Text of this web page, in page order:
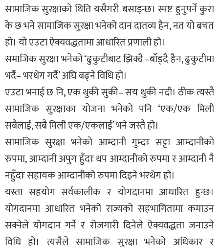
सामाजिक सुरक्षाको थिति यसैगरी बसाइन्छ। स्पष्ट हुनुपर्ने कुरा
के छ भने सामाजिक सुरक्षा भनेको दान दातव्य हैन, नत यो बचत
हो। यो एउटा ऐक्यवद्धतामा आधारित प्रणाली हो।
समाजिक सुरक्षा भनेको ‘ढुकुटीबाट झिक्दै –बाँड्दै हैन, ढुकुटीमा
भर्दै– भरथेग गर्दै’ अघि बढ्ने विधि हो।
एउटा भनाई छ नि, एक थुकी सुकी– सय थुकी नदी। ठीक त्यस्तै
सामाजिक सुरक्षाका योजना भनेको पनि ‘एक/एक मिली
सबैलाई, सबै मिली एक/एकलाई’ भने जस्तै हो।
सामाजिक सुरक्षा भनेको आम्दानी गुम्दाः सट्टा आम्दानीको
रुपमा, आम्दानी अपुग हुँदाः थप आम्दानीको रुपमा र आम्दानी नै
नहुँदाः सहायक आम्दानीको रुपमा दिइने भरथेग हो।
यस्ता सहयोग सर्वकालीक र योगदानमा आधारित हुन्छ।
योगदानमा आधारित भनेको राज्यको सहभागितामा कमाउन
सक्नेले योगदान गर्ने र रोजगारी दिनेले ऐक्यवद्धता जनाउने
विधि हो। त्यसैले सामाजिक सुरक्षा भनेको अधिकार र